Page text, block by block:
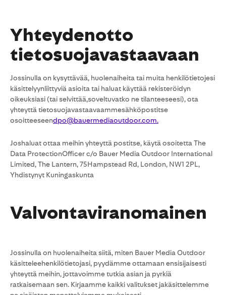
Yhteydenotto
tietosuojavastaavaan
Jossinulla on kysyttävää, huolenaiheita tai muita henkilötietojesi
käsittelyynliittyviä asioita tai haluat käyttää rekisteröidyn
oikeuksiasi (tai selvittää,soveltuvatko ne tilanteeseesi), ota
yhteyttä tietosuojavastaavaammesähköpostitse
osoitteeseendpo@bauermediaoutdoor.com.
Joshaluat ottaa meihin yhteyttä postitse, käytä osoitetta The
Data ProtectionOfficer c/o Bauer Media Outdoor International
Limited, The Lantern, 75Hampstead Rd, London, NW1 2PL,
Yhdistynyt Kuningaskunta
Valvontaviranomainen
Jossinulla on huolenaiheita siitä, miten Bauer Media Outdoor
käsitteleehenkilötietojasi, pyydämme ottamaan ensisijaisesti
yhteyttä meihin, jottavoimme tutkia asian ja pyrkiä
ratkaisemaan sen. Kirjaamme kaikki valitukset jakäsittelemme